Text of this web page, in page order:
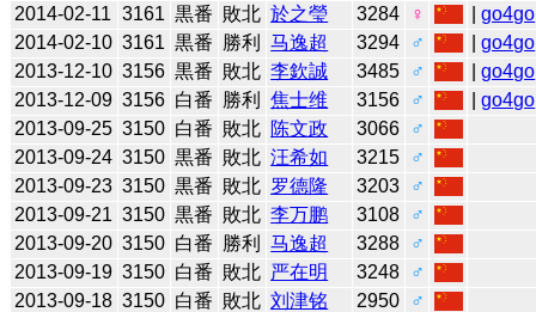
2014-02-11 3161 黒番 敗北 於之瑩 3284 ♀ |go4go
2014-02-10 3161 黒番 勝利 马逸超 3294 ♂ |go4go
2013-12-10 3156 黒番 敗北 李欽誠 3485 ♂ |go4go
2013-12-09 3156 白番 勝利 焦士维 3156 ♂ |go4go
2013-09-25 3150 白番 敗北 陈文政 3066
♂
2013-09-24 3150 黒番 敗北 汪希如 3215
♂
2013-09-23 3150 黒番 敗北 罗德隆 3203
♂
2013-09-21 3150 黒番 敗北 李万鹏 3108
♂
2013-09-20 3150 白番 勝利 马逸超 3288
♂
2013-09-19 3150 白番 敗北 严在明 3248
♂
2013-09-18 3150 白番 敗北 刘津铭 2950
♂